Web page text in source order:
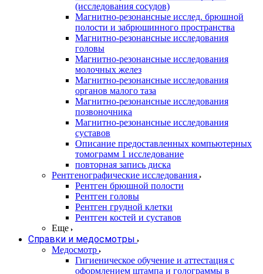
(исследования сосудов)
Магнитно-резонансные исслед. брюшной
полости и забрюшинного пространства
Магнитно-резонансные исследования
головы
Магнитно-резонансные исследования
молочных желез
Магнитно-резонансные исследования
органов малого таза
Магнитно-резонансные исследования
позвоночника
Магнитно-резонансные исследования
суставов
Описание предоставленных компьютерных
томограмм 1 исследование
повторная запись диска
Рентгенографические исследования
Рентген брюшной полости
Рентген головы
Рентген грудной клетки
Рентген костей и суставов
Еще
Справки и медосмотры
Медосмотр
Гигиеническое обучение и аттестация с
оформлением штампа и голограммы в